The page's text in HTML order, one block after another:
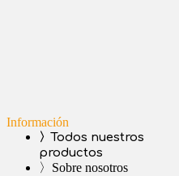
Información
〉Todos nuestros
productos
〉Sobre nosotros